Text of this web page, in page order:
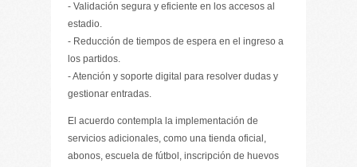
- Validación segura y eficiente en los accesos al
estadio.
- Reducción de tiempos de espera en el ingreso a
los partidos.
- Atención y soporte digital para resolver dudas y
gestionar entradas.
El acuerdo contempla la implementación de
servicios adicionales, como una tienda oficial,
abonos, escuela de fútbol, inscripción de huevos